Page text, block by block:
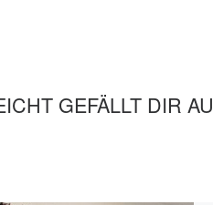
GEFÄLLT DIR